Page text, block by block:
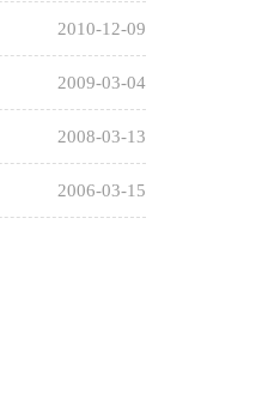
2010-12-09
2009-03-04
2008-03-13
2006-03-15